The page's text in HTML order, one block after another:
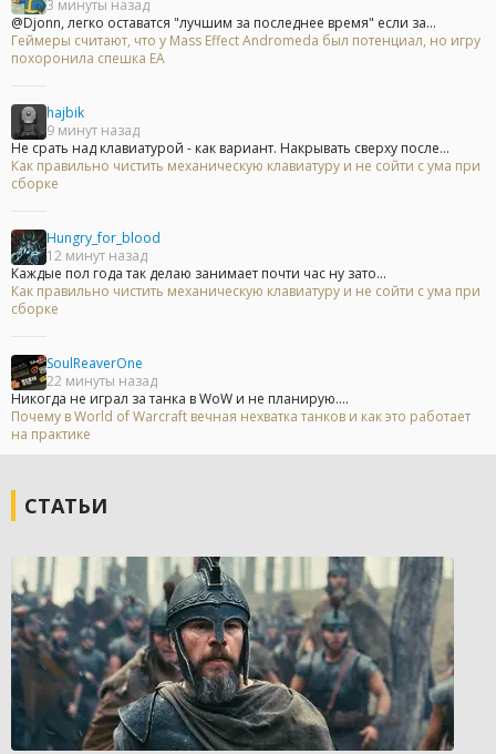
3 минуты назад
@Djonn, легко оставатся "лучшим за последнее время" если за...
Геймеры считают, что у Mass Effect Andromeda был потенциал, но игру
похоронила спешка EA
hajbik
9 минут назад
Не срать над клавиатурой - как вариант. Накрывать сверху после...
Как правильно чистить механическую клавиатуру и не сойти с ума при
сборке
Hungry_for_blood
12 минут назад
Каждые пол года так делаю занимает почти час ну зато...
Как правильно чистить механическую клавиатуру и не сойти с ума при
сборке
SoulReaverOne
22 минуты назад
Никогда не играл за танка в WoW и не планирую....
Почему в World of Warcraft вечная нехватка танков и как это работает
на практике
СТАТЬИ